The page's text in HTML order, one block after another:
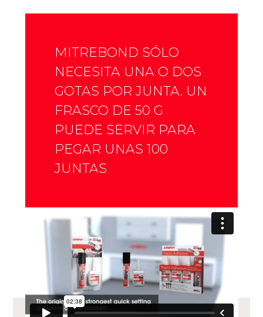
MITREBOND SÓLO
NECESITA UNA O DOS
GOTAS POR JUNTA. UN
FRASCO DE 50 G
PUEDE SERVIR PARA
PEGAR UNAS 100
JUNTAS